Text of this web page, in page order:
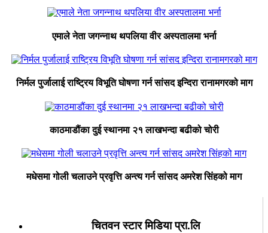
एमाले नेता जगन्नाथ थपलिया वीर अस्पतालमा भर्ना
निर्मल पुर्जालाई राष्ट्रिय विभूति घोषणा गर्न सांसद इन्दिरा रानामगरको माग
काठमाडौंका दुई स्थानमा २१ लाखभन्दा बढीको चोरी
मधेसमा गोली चलाउने प्रवृत्ति अन्त्य गर्न सांसद अमरेश सिंहको माग
चितवन स्टार मिडिया प्रा.लि